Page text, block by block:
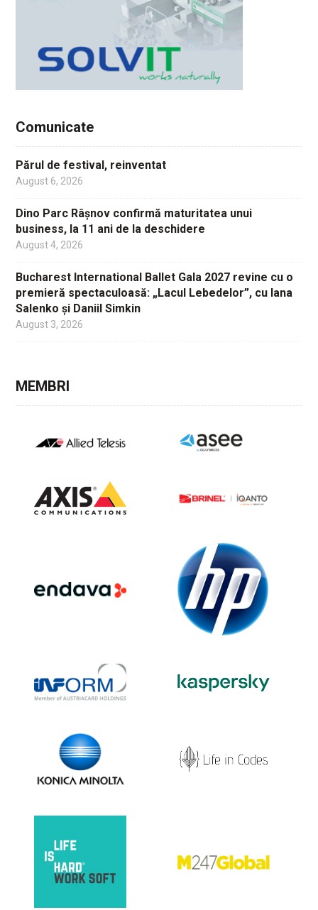
Comunicate
Părul de festival, reinventat
August 6, 2026
Dino Parc Râșnov confirmă maturitatea unui
business, la 11 ani de la deschidere
August 4, 2026
Bucharest International Ballet Gala 2027 revine cu o
premieră spectaculoasă: „Lacul Lebedelor”, cu Iana
Salenko și Daniil Simkin
August 3, 2026
MEMBRI